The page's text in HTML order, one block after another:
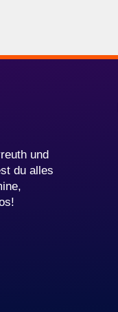
und
du alles